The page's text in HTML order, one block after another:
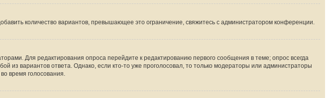
количество вариантов, превышающее это ограничение, свяжитесь с администратором конференции.
Для редактирования опроса перейдите к редактированию первого сообщения в теме; опрос всегда
из вариантов ответа. Однако, если кто-то уже проголосовал, то только модераторы или администраторы
время голосования.